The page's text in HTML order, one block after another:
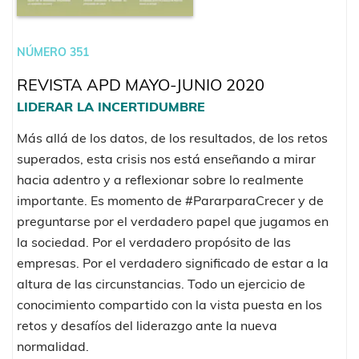
NÚMERO 351
REVISTA APD MAYO-JUNIO 2020
LIDERAR LA INCERTIDUMBRE
Más allá de los datos, de los resultados, de los retos
superados, esta crisis nos está enseñando a mirar
hacia adentro y a reflexionar sobre lo realmente
importante. Es momento de #PararparaCrecer y de
preguntarse por el verdadero papel que jugamos en
la sociedad. Por el verdadero propósito de las
empresas. Por el verdadero significado de estar a la
altura de las circunstancias. Todo un ejercicio de
conocimiento compartido con la vista puesta en los
retos y desafíos del liderazgo ante la nueva
normalidad.